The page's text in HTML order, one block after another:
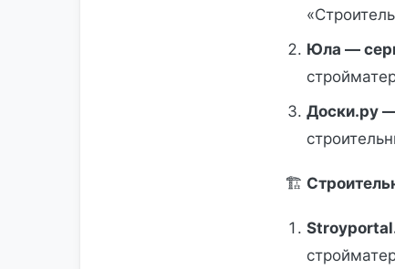
Юла —
Доски.ру
🏗